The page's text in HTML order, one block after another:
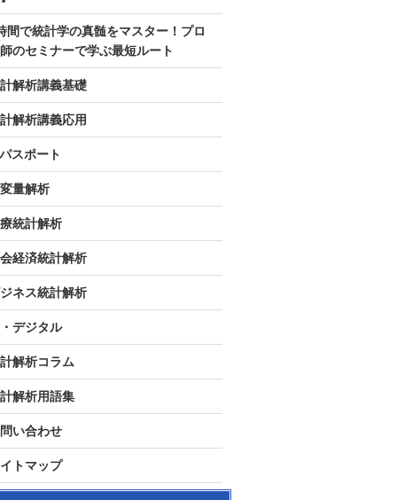
間で統計学の真髄をマスター！プロ
のセミナーで学ぶ最短ルート
解析講義基礎
解析講義応用
スポート
量解析
統計解析
経済統計解析
ネス統計解析
デジタル
解析コラム
解析用語集
い合わせ
トマップ